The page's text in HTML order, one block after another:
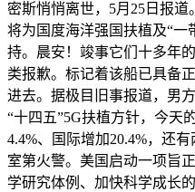
密斯悄悄离世，5月25日报道
将为国度海洋强国扶植及“一
持。晨安！竣事它们十多年
类报歉。标记着该船已具备
进去。据极目旧事报道，男
“十四五”5G扶植方针，今天
4.4%、国际增加20.4%，还
室第火警。美国启动一项旨
学研究体例、加快科学成长